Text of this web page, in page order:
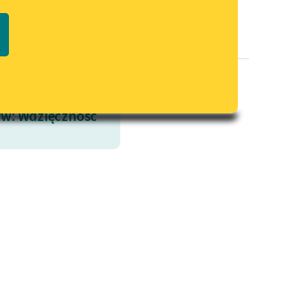
PDF
wrażliwych
Deklaracja dostępności
Wdzięczność